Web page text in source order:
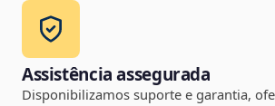
Assistência assegurada
Disponibilizamos suporte e garantia,